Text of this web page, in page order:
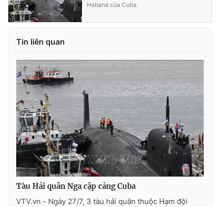
Ðiện thoại Thời báo VTV:024.66 897 897
Email:toasoan@vtv.vn
® Cấm sao chép dưới mọi hình thức nếu không có sự chấp
thuận bằng văn bản. Ghi rõ nguồn VTV.vn khi phát hành lại
thông tin từ website này.
Habana của Cuba.
Tin liên quan
Tàu Hải quân Nga cập cảng Cuba
VTV.vn - Ngày 27/7, 3 tàu hải quân thuộc Hạm đội